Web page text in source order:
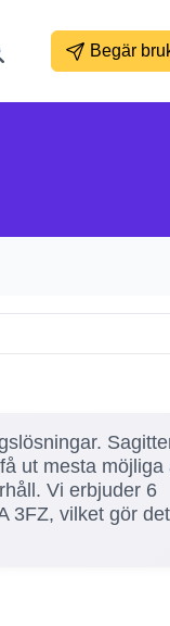
Begär
ut mesta möjliga
Vi erbjuder 6
3FZ, vilket gör det